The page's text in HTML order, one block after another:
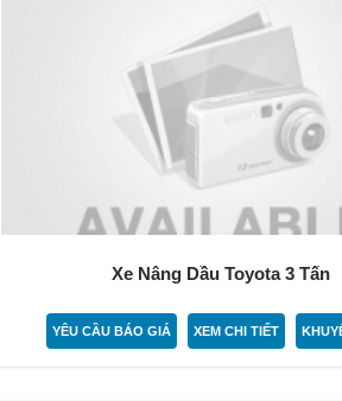
Xe Nâng Dầu Toyota 3 Tấn
YÊU CẦU BÁO GIÁ XEM CHI TIẾT